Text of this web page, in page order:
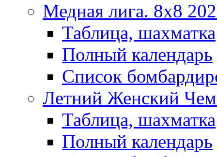
Медная лига. 8x8
Таблица, шахматка
Полный календарь
Список
Летний Женский
Таблица, шахматка
Полный календарь